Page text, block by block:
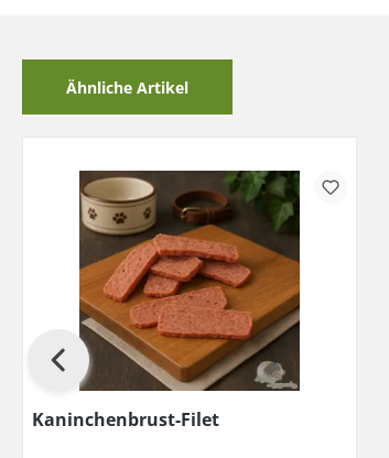
Ähnliche Artikel
Kaninchenbrust-Filet